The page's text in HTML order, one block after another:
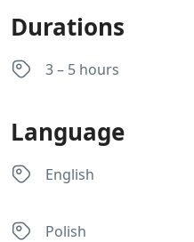
Durations
3 – 5 hours
Language
English
Polish